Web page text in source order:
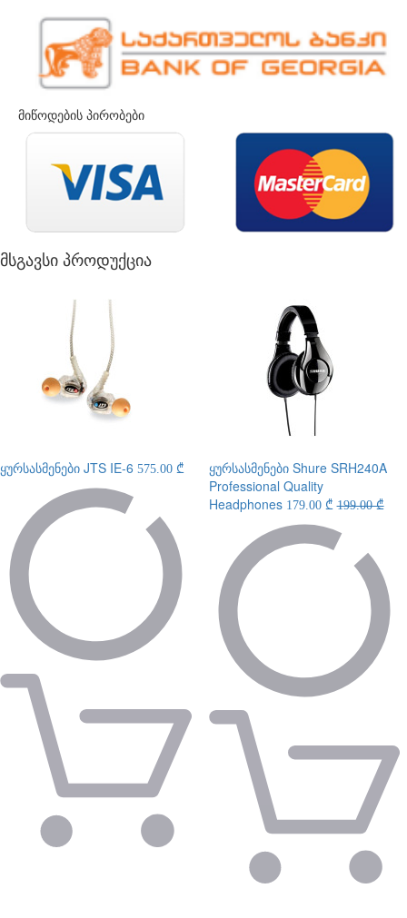
მიწოდების პირობები
მსგავსი პროდუქცია
ყურსასმენები JTS IE-6 575.00 ₾ ყურსასმენები Shure SRH240A
Professional Quality
Headphones 179.00 ₾199.00 ₾